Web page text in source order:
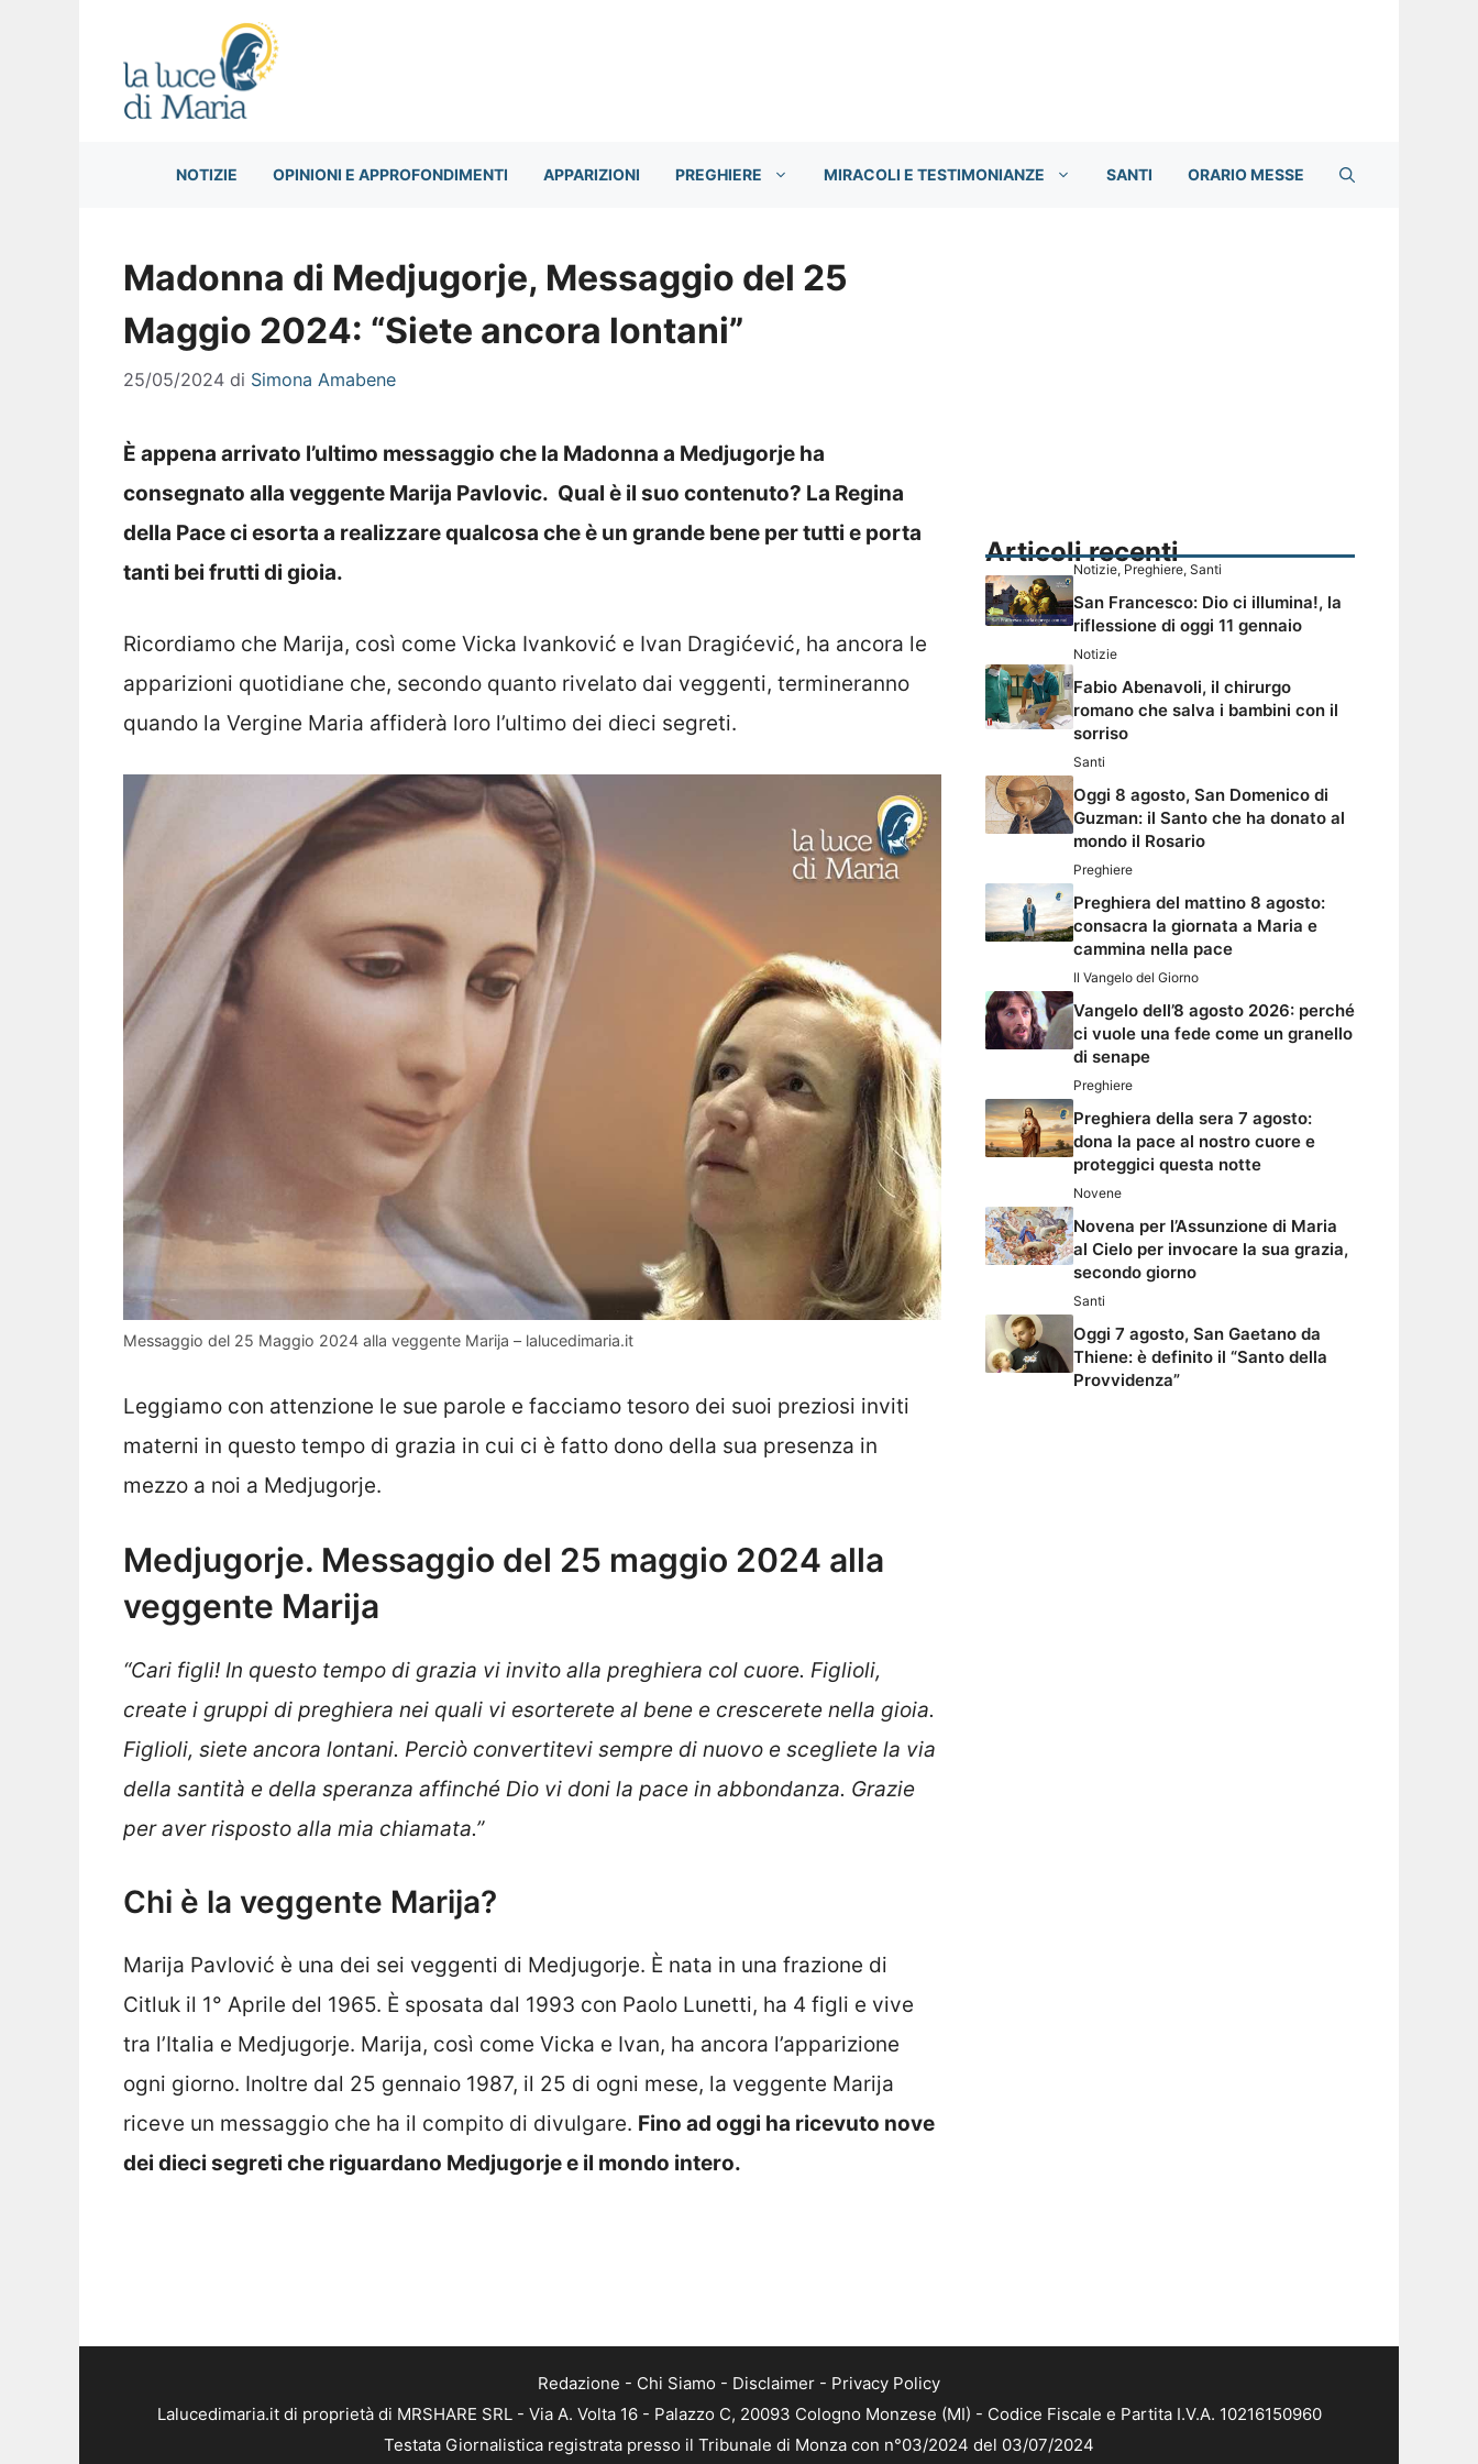
NOTIZIE OPINIONI E APPROFONDIMENTI APPARIZIONI PREGHIERE MIRACOLI E TESTIMONIANZE SANTI ORARIO MESSE
Madonna di Medjugorje, Messaggio del 25
Maggio 2024: “Siete ancora lontani”
25/05/2024 di Simona Amabene
È appena arrivato l’ultimo messaggio che la Madonna a Medjugorje ha
consegnato alla veggente Marija Pavlovic. Qual è il suo contenuto? La Regina
della Pace ci esorta a realizzare qualcosa che è un grande bene per tutti e porta
tanti bei frutti di gioia.
Ricordiamo che Marija, così come Vicka Ivanković e Ivan Dragićević, ha ancora le
apparizioni quotidiane che, secondo quanto rivelato dai veggenti, termineranno
quando la Vergine Maria affiderà loro l’ultimo dei dieci segreti.
Messaggio del 25 Maggio 2024 alla veggente Marija – lalucedimaria.it
Leggiamo con attenzione le sue parole e facciamo tesoro dei suoi preziosi inviti
materni in questo tempo di grazia in cui ci è fatto dono della sua presenza in
mezzo a noi a Medjugorje.
Medjugorje. Messaggio del 25 maggio 2024 alla
veggente Marija
“Cari figli! In questo tempo di grazia vi invito alla preghiera col cuore. Figlioli,
create i gruppi di preghiera nei quali vi esorterete al bene e crescerete nella gioia.
Figlioli, siete ancora lontani. Perciò convertitevi sempre di nuovo e scegliete la via
della santità e della speranza affinché Dio vi doni la pace in abbondanza. Grazie
per aver risposto alla mia chiamata.”
Chi è la veggente Marija?
Marija Pavlović è una dei sei veggenti di Medjugorje. È nata in una frazione di
Citluk il 1° Aprile del 1965. È sposata dal 1993 con Paolo Lunetti, ha 4 figli e vive
tra l’Italia e Medjugorje. Marija, così come Vicka e Ivan, ha ancora l’apparizione
ogni giorno. Inoltre dal 25 gennaio 1987, il 25 di ogni mese, la veggente Marija
riceve un messaggio che ha il compito di divulgare. Fino ad oggi ha ricevuto nove
dei dieci segreti che riguardano Medjugorje e il mondo intero.
Articoli recenti
Notizie, Preghiere, Santi
San Francesco: Dio ci illumina!, la
riflessione di oggi 11 gennaio
Notizie
Fabio Abenavoli, il chirurgo
romano che salva i bambini con il
sorriso
Santi
Oggi 8 agosto, San Domenico di
Guzman: il Santo che ha donato al
mondo il Rosario
Preghiere
Preghiera del mattino 8 agosto:
consacra la giornata a Maria e
cammina nella pace
Il Vangelo del Giorno
Vangelo dell’8 agosto 2026: perché
ci vuole una fede come un granello
di senape
Preghiere
Preghiera della sera 7 agosto:
dona la pace al nostro cuore e
proteggici questa notte
Novene
Novena per l’Assunzione di Maria
al Cielo per invocare la sua grazia,
secondo giorno
Santi
Oggi 7 agosto, San Gaetano da
Thiene: è definito il “Santo della
Provvidenza”
Redazione - Chi Siamo - Disclaimer - Privacy Policy
Lalucedimaria.it di proprietà di MRSHARE SRL - Via A. Volta 16 - Palazzo C, 20093 Cologno Monzese (MI) - Codice Fiscale e Partita I.V.A. 10216150960
Testata Giornalistica registrata presso il Tribunale di Monza con n°03/2024 del 03/07/2024